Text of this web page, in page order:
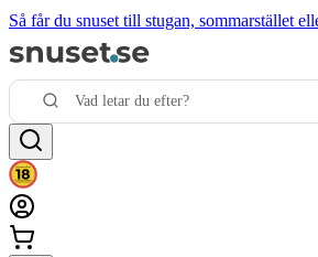
Så får du snuset till stugan, sommarstället